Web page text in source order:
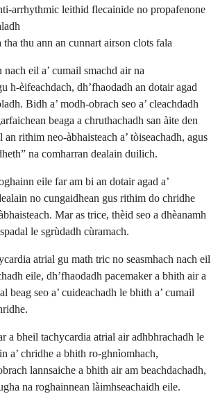
arrhythmic leithid flecainide no propafenone
thu ann an cunnart airson clots fala
eil a’ cumail smachd air na
h-èifeachdach, dh’fhaodadh an dotair agad
Bidh a’ modh-obrach seo a’ cleachdadh
beaga a chruthachadh san àite den
rithim neo-àbhaisteach a’ tòiseachadh, agus
na comharran dealain duilich.
eile far am bi an dotair agad a’
no cungaidhean gus rithim do chridhe
Mar as trice, thèid seo a dhèanamh
le sgrùdadh cùramach.
atrial gu math tric no seasmhach nach eil
eile, dh’fhaodadh pacemaker a bhith air a
beag seo a’ cuideachadh le bhith a’ cumail
a bheil tachycardia atrial air adhbhrachadh le
a’ chridhe a bhith ro-ghnìomhach,
lannsaiche a bhith air am beachdachadh,
na roghainnean làimhseachaidh eile.